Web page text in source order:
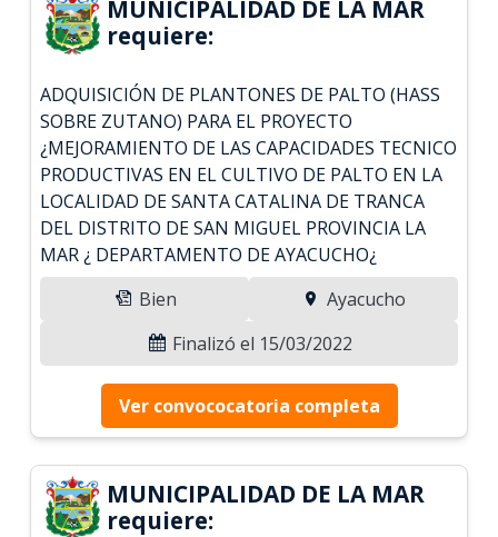
MUNICIPALIDAD DE LA MAR
requiere:
ADQUISICIÓN DE PLANTONES DE PALTO (HASS
SOBRE ZUTANO) PARA EL PROYECTO
¿MEJORAMIENTO DE LAS CAPACIDADES TECNICO
PRODUCTIVAS EN EL CULTIVO DE PALTO EN LA
LOCALIDAD DE SANTA CATALINA DE TRANCA
DEL DISTRITO DE SAN MIGUEL PROVINCIA LA
MAR ¿ DEPARTAMENTO DE AYACUCHO¿
Bien
Ayacucho
Finalizó el 15/03/2022
Ver convococatoria completa
MUNICIPALIDAD DE LA MAR
requiere: